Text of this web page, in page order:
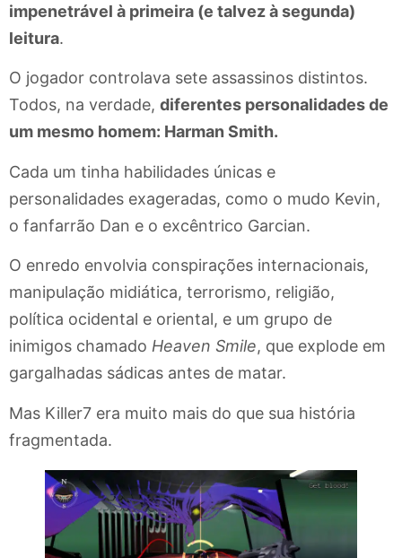
impenetrável à primeira (e talvez à segunda)
leitura.
O jogador controlava sete assassinos distintos.
Todos, na verdade, diferentes personalidades de
um mesmo homem: Harman Smith.
Cada um tinha habilidades únicas e
personalidades exageradas, como o mudo Kevin,
o fanfarrão Dan e o excêntrico Garcian.
O enredo envolvia conspirações internacionais,
manipulação midiática, terrorismo, religião,
política ocidental e oriental, e um grupo de
inimigos chamado Heaven Smile, que explode em
gargalhadas sádicas antes de matar.
Mas Killer7 era muito mais do que sua história
fragmentada.